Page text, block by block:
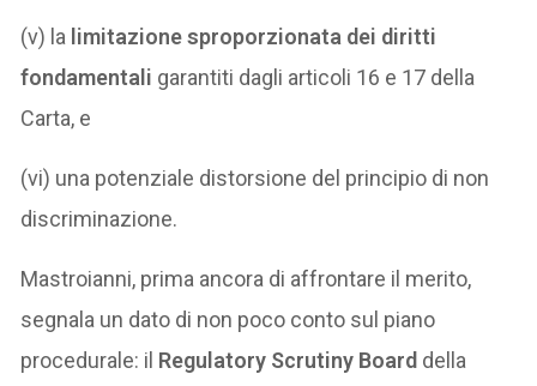
(v) la limitazione sproporzionata dei diritti
fondamentali garantiti dagli articoli 16 e 17 della
Carta, e
(vi) una potenziale distorsione del principio di non
discriminazione.
Mastroianni, prima ancora di affrontare il merito,
segnala un dato di non poco conto sul piano
procedurale: il Regulatory Scrutiny Board della